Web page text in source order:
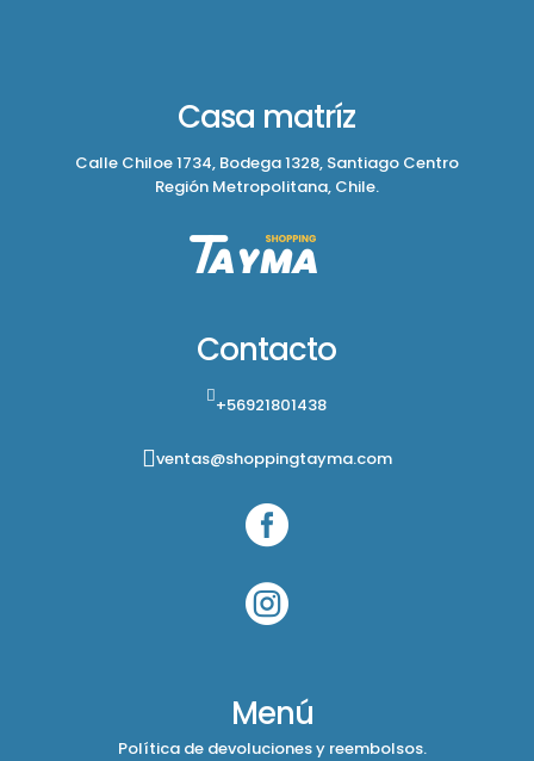
Casa matríz
Calle Chiloe 1734, Bodega 1328, Santiago Centro
Región Metropolitana, Chile.
Contacto
+56921801438
ventas@shoppingtayma.com


Menú
Política de devoluciones y reembolsos.